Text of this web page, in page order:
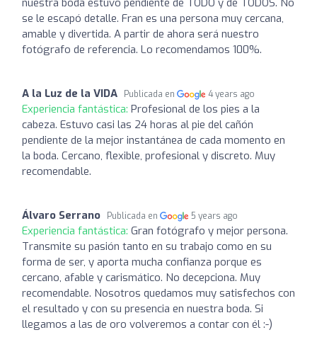
se le escapó detalle. Fran es una persona muy cercana,
amable y divertida. A partir de ahora será nuestro
fotógrafo de referencia. Lo recomendamos 100%.
A la Luz de la VIDA Publicada en 4 years ago
Experiencia fantástica: Profesional de los pies a la
cabeza. Estuvo casi las 24 horas al pie del cañón
pendiente de la mejor instantánea de cada momento en
la boda. Cercano, flexible, profesional y discreto. Muy
recomendable.
Álvaro Serrano Publicada en 5 years ago
Experiencia fantástica: Gran fotógrafo y mejor persona.
Transmite su pasión tanto en su trabajo como en su
forma de ser, y aporta mucha confianza porque es
cercano, afable y carismático. No decepciona. Muy
recomendable. Nosotros quedamos muy satisfechos con
el resultado y con su presencia en nuestra boda. Si
llegamos a las de oro volveremos a contar con él :-)